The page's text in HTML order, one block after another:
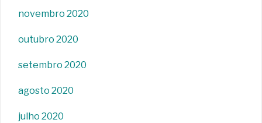
novembro 2020
outubro 2020
setembro 2020
agosto 2020
julho 2020